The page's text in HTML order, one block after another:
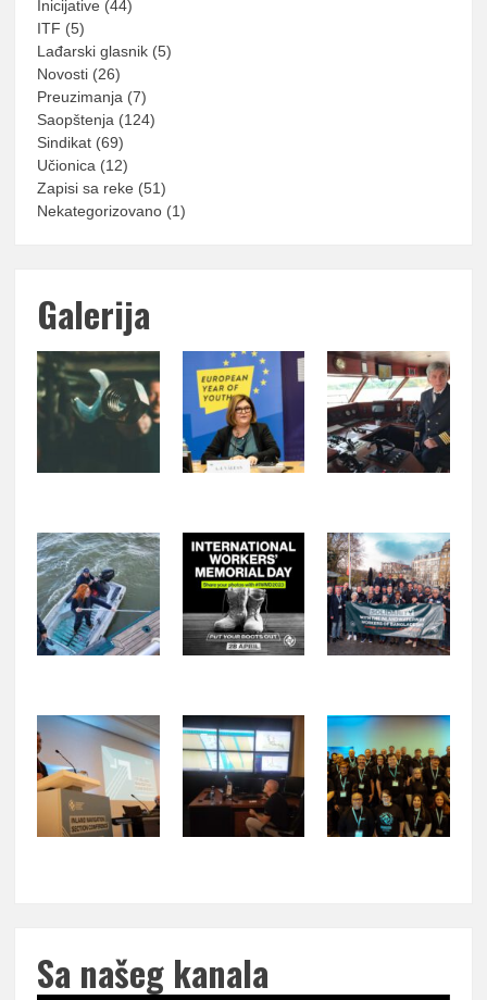
Inicijative (44)
ITF (5)
Lađarski glasnik (5)
Novosti (26)
Preuzimanja (7)
Saopštenja (124)
Sindikat (69)
Učionica (12)
Zapisi sa reke (51)
Nekategorizovano (1)
Galerija
Sa našeg kanala